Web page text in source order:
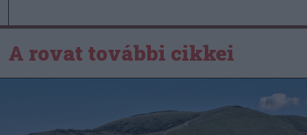
A rovat további cikkei